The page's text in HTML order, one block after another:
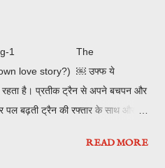
evening-1 The
love story?) ￼ उफ्फ ये
रहता है। प्रतीक ट्रैन से अपने बचपन और
बढ़ती ट्रैन की रफ्तार के साथ और वो
जाऊ खेलने सामने वाले पार्क में ।" मेने माँ
READ MORE